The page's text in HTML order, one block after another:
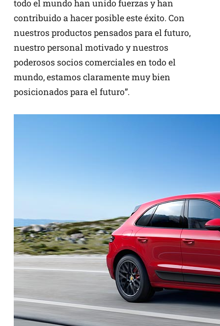
todo el mundo han unido fuerzas y han
contribuido a hacer posible este éxito. Con
nuestros productos pensados para el futuro,
nuestro personal motivado y nuestros
poderosos socios comerciales en todo el
mundo, estamos claramente muy bien
posicionados para el futuro”.